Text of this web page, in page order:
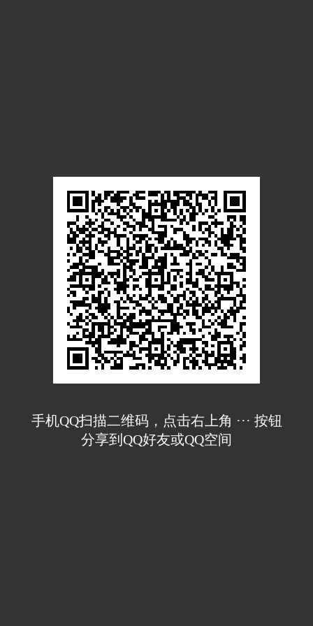
手机QQ扫描二维码，点击右上角 ··· 按钮
分享到QQ好友或QQ空间